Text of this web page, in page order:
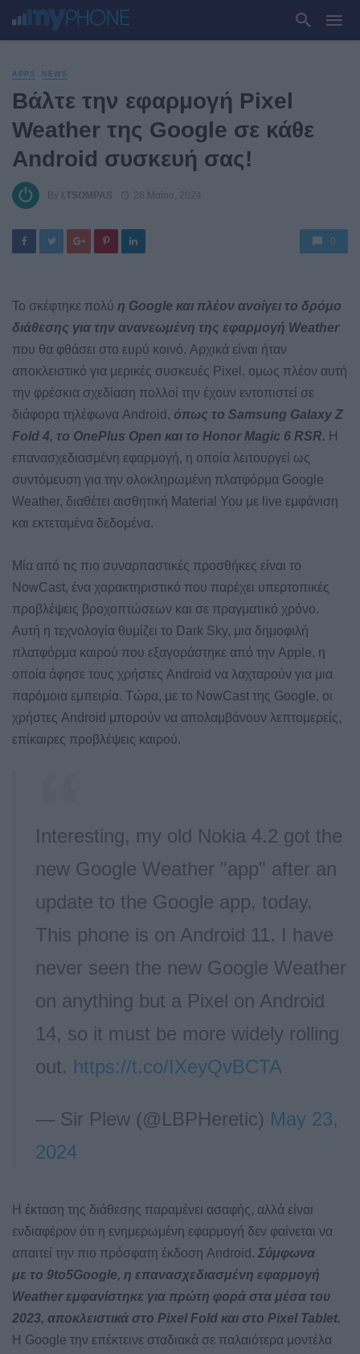
APPS NEWS
Βάλτε την εφαρμογή Pixel
Weather της Google σε κάθε
Android συσκευή σας!
By I.TSOMPAS 26 Μαΐου, 2024
0
To σκέφτηκε πολύ η Google και πλέον ανοίγει το δρόμο
διάθεσης για την ανανεωμένη της εφαρμογή Weather
που θα φθάσει στο ευρύ κοινό. Αρχικά είναι ήταν
αποκλειστικό για μερικές συσκευές Pixel, ομως πλέον αυτή
την φρέσκια σχεδίαση πολλοί την έχουν εντοπιστεί σε
διάφορα τηλέφωνα Android, όπως το Samsung Galaxy Z
Fold 4, το OnePlus Open και το Honor Magic 6 RSR. Η
επανασχεδιασμένη εφαρμογή, η οποία λειτουργεί ως
συντόμευση για την ολοκληρωμένη πλατφόρμα Google
Weather, διαθέτει αισθητική Material You με live εμφάνιση
και εκτεταμένα δεδομένα.
Μία από τις πιο συναρπαστικές προσθήκες είναι το
NowCast, ένα χαρακτηριστικό που παρέχει υπερτοπικές
προβλέψεις βροχοπτώσεων και σε πραγματικό χρόνο.
Αυτή η τεχνολογία θυμίζει το Dark Sky, μια δημοφιλή
πλατφόρμα καιρού που εξαγοράστηκε από την Apple, η
οποία άφησε τους χρήστες Android να λαχταρούν για μια
παρόμοια εμπειρία. Τώρα, με το NowCast της Google, οι
χρήστες Android μπορούν να απολαμβάνουν λεπτομερείς,
επίκαιρες προβλέψεις καιρού.
Interesting, my old Nokia 4.2 got the
new Google Weather "app" after an
update to the Google app, today.
This phone is on Android 11. I have
never seen the new Google Weather
on anything but a Pixel on Android
14, so it must be more widely rolling
out. https://t.co/IXeyQvBCTA
— Sir Plew (@LBPHeretic) May 23,
2024
Η έκταση της διάθεσης παραμένει ασαφής, αλλά είναι
ενδιαφέρον ότι η ενημερωμένη εφαρμογή δεν φαίνεται να
απαιτεί την πιο πρόσφατη έκδοση Android. Σύμφωνα
με το 9to5Google, η επανασχεδιασμένη εφαρμογή
Weather εμφανίστηκε για πρώτη φορά στα μέσα του
2023, αποκλειστικά στο Pixel Fold και στο Pixel Tablet.
Η Google την επέκτεινε σταδιακά σε παλαιότερα μοντέλα